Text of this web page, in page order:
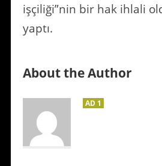
işçiliği”nin bir hak ihlali
yaptı.
About the Author
AD 1